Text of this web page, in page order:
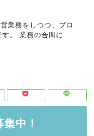
業務をしつつ、ブロ
。 業務の合間に
中！